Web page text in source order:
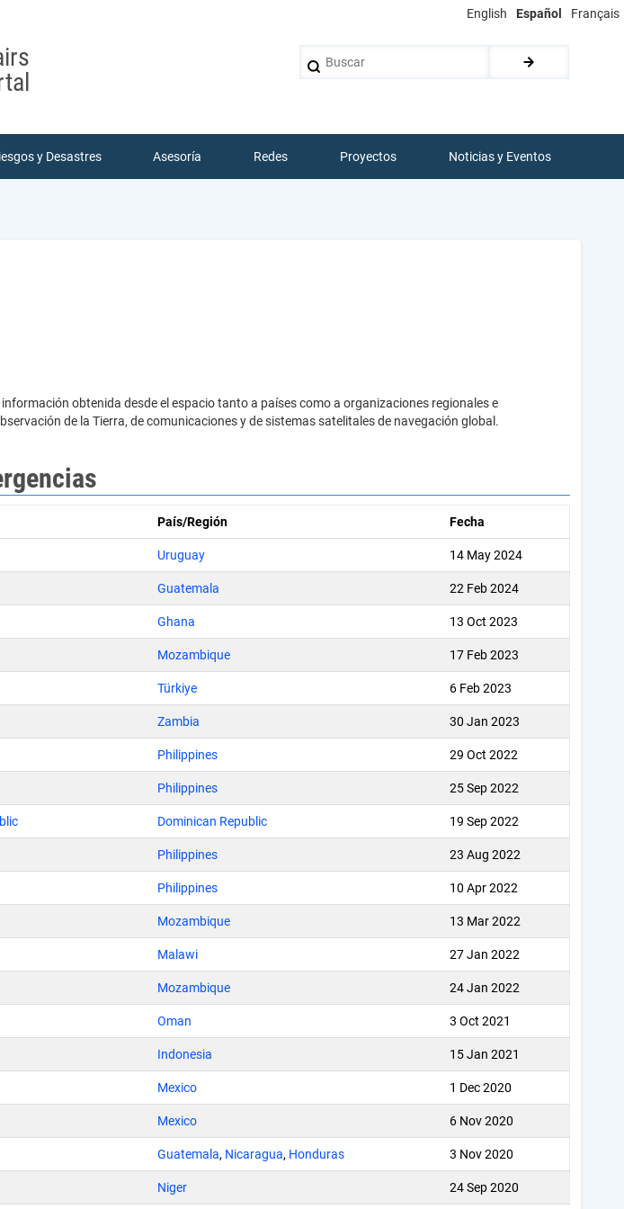
English Español Français
y Desastres Asesoría Redes Proyectos Noticias y Eventos
obtenida desde el espacio tanto a países como a organizaciones regionales e
de la Tierra, de comunicaciones y de sistemas satelitales de navegación global.
País/Región Fecha
Uruguay 14 May 2024
Guatemala 22 Feb 2024
Ghana 13 Oct 2023
Mozambique 17 Feb 2023
Türkiye 6 Feb 2023
Zambia 30 Jan 2023
Philippines 29 Oct 2022
Philippines 25 Sep 2022
Dominican Republic 19 Sep 2022
Philippines 23 Aug 2022
Philippines 10 Apr 2022
Mozambique 13 Mar 2022
Malawi 27 Jan 2022
Mozambique 24 Jan 2022
Oman 3 Oct 2021
Indonesia 15 Jan 2021
Mexico 1 Dec 2020
Mexico 6 Nov 2020
Guatemala, Nicaragua, Honduras 3 Nov 2020
Niger 24 Sep 2020